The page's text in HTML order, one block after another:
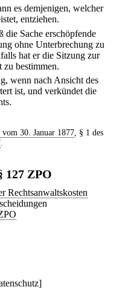
es demjenigen, welcher
entziehen.
die Sache erschöpfende
ohne Unterbrechung zu
hat er die Sitzung zur
zu bestimmen.
wenn nach Ansicht des
ist, und verkündet die
vom 30. Januar 1877, § 1 des
127 ZPO
Rechtsanwaltskosten
]